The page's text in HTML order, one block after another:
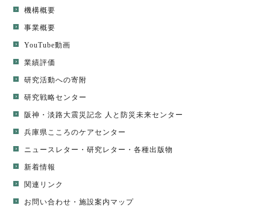
機構概要
事業概要
YouTube動画
業績評価
研究活動への寄附
研究戦略センター
阪神・淡路大震災記念 人と防災未来センター
兵庫県こころのケアセンター
ニュースレター ・研究レター ・各種出版物
新着情報
関連リンク
お問い合わせ・施設案内マップ